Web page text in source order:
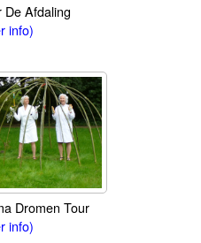
De Afdaling
info)
Dromen Tour
info)